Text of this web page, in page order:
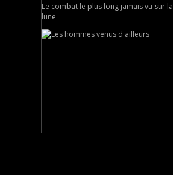
Le combat le plus long jamais vu sur la
lune